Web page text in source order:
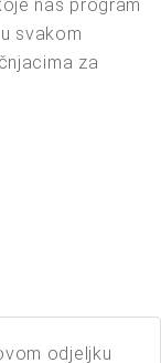
naš program
svakom
za
odjeljku